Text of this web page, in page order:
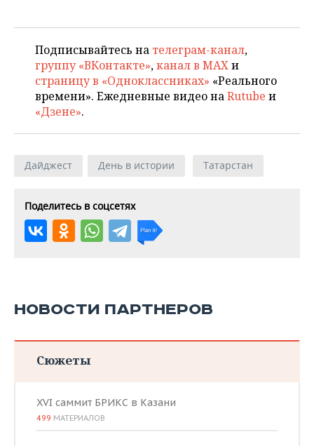
Подписывайтесь на телеграм-канал,
группу «ВКонтакте»,канал в MAXи
страницу в «Одноклассниках» «Реального
времени». Ежедневные видео наRutube и
«Дзене».
Дайджест День в истории Татарстан
Поделитесь в соцсетях
НОВОСТИ ПАРТНЕРОВ
Сюжеты
XVI саммит БРИКС в Казани
499 МАТЕРИАЛОВ